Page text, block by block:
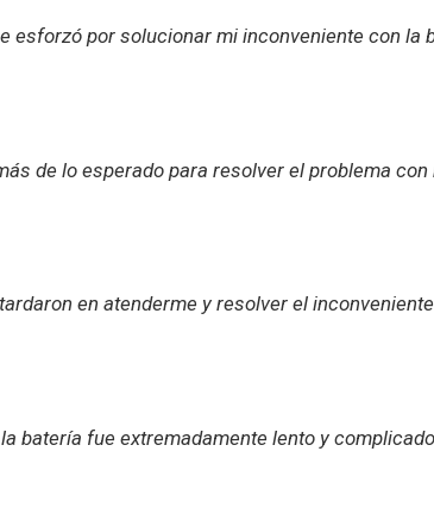
esforzó por solucionar mi inconveniente con la
de lo esperado para resolver el problema
en atenderme y resolver el
batería fue extremadamente lento y